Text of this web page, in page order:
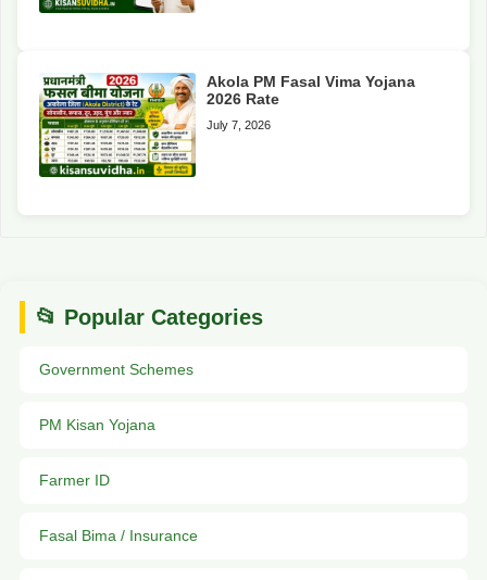
Akola PM Fasal Vima Yojana
2026 Rate
July 7, 2026
📂 Popular Categories
Government Schemes
PM Kisan Yojana
Farmer ID
Fasal Bima / Insurance